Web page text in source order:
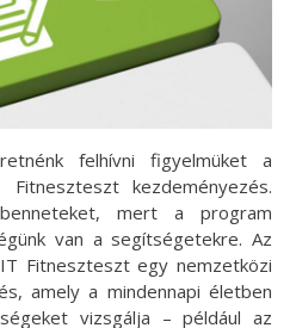
felhívni figyelmüket a
kezdeményezés.
mert a program
van a segítségetekre. Az
Fitneszteszt egy nemzetközi
amely a mindennapi életben
vizsgálja – például az